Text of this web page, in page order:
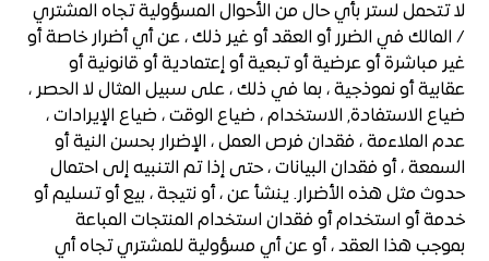
لا تتحمل لستر بأي حال من الأحوال المسؤولية تجاه المشتري
/ المالك في الضرر أو العقد أو غير ذلك ، عن أي أضرار خاصة أو
غير مباشرة أو عرضية أو تبعية أو إعتمادية أو قانونية أو
عقابية أو نموذجية ، بما في ذلك ، على سبيل المثال لا الحصر ،
ضياع الاستفادة, الاستخدام ، ضياع الوقت ، ضياع الإيرادات ،
عدم الملاءمة ، فقدان فرص العمل ، الإضرار بحسن النية أو
السمعة ، أو فقدان البيانات ، حتى إذا تم التنبيه إلى احتمال
حدوث مثل هذه الأضرار. ينشأ عن ، أو نتيجة ، بيع أو تسليم أو
خدمة أو استخدام أو فقدان استخدام المنتجات المباعة
بموجب هذا العقد ، أو عن أي مسؤولية للمشتري تجاه أي